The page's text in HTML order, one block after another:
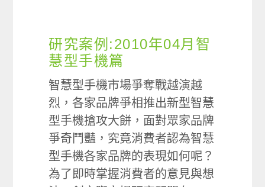
研究案例:2010年04月智
慧型手機篇
智慧型手機市場爭奪戰越演越
烈，各家品牌爭相推出新型智慧
型手機搶攻大餅，面對眾家品牌
爭奇鬥豔，究竟消費者認為智慧
型手機各家品牌的表現如何呢？
為了即時掌握消費者的意見與想